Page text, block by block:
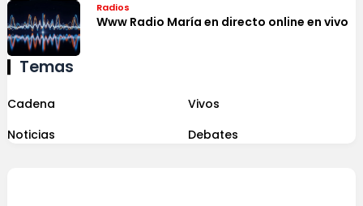
Radios
Www Radio María en directo online en vivo
Temas
Cadena
Vivos
Noticias
Debates